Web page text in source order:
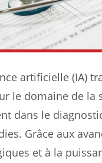
artificielle (IA)
le domaine de la
dans le
Grâce aux
et à la